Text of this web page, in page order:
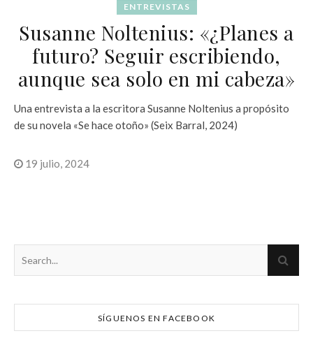
ENTREVISTAS
Susanne Noltenius: «¿Planes a
futuro? Seguir escribiendo,
aunque sea solo en mi cabeza»
Una entrevista a la escritora Susanne Noltenius a propósito
de su novela «Se hace otoño» (Seix Barral, 2024)
19 julio, 2024
SÍGUENOS EN FACEBOOK